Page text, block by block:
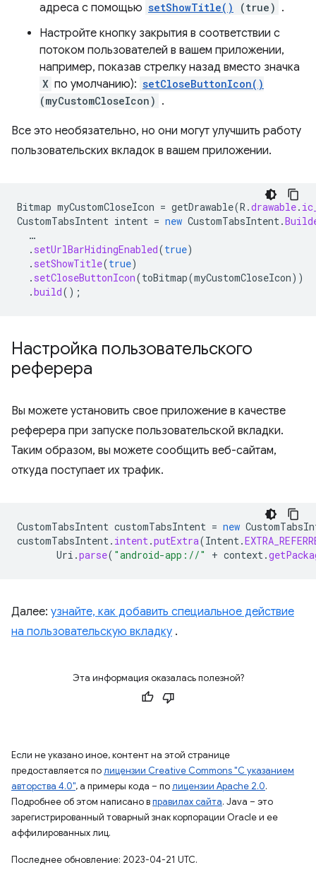
адреса с помощью setShowTitle() (true) .
Настройте кнопку закрытия в соответствии с
потоком пользователей в вашем приложении,
например, показав стрелку назад вместо значка
X по умолчанию): setCloseButtonIcon()
(myCustomCloseIcon) .
Все это необязательно, но они могут улучшить работу
пользовательских вкладок в вашем приложении.
Bitmap myCustomCloseIcon = getDrawable(R .drawable.
CustomTabsIntent intent = new CustomTabsIntent.
…
. setUrlBarHidingEnabled(true)
. setShowTitle(true)
. setCloseButtonIcon(toBitmap(myCustomCloseIcon))
.build();
Настройка пользовательского
реферера
Вы можете установить свое приложение в качестве
реферера при запуске пользовательской вкладки.
Таким образом, вы можете сообщить веб-сайтам,
откуда поступает их трафик.
CustomTabsIntent customTabsIntent = new
customTabsIntent. intent.putExtra(Intent.
Uri .parse( "android-app://" + context.
Далее: узнайте, как добавить специальное действие
на пользовательскую вкладку .
Эта информация оказалась полезной?
Если не указано иное, контент на этой странице
предоставляется полицензии Creative Commons "С указанием
авторства 4.0", а примеры кода – полицензии Apache 2.0.
Подробнее об этом написано вправилах сайта. Java – это
зарегистрированный товарный знак корпорации Oracle и ее
аффилированных лиц.
Последнее обновление: 2023-04-21 UTC.